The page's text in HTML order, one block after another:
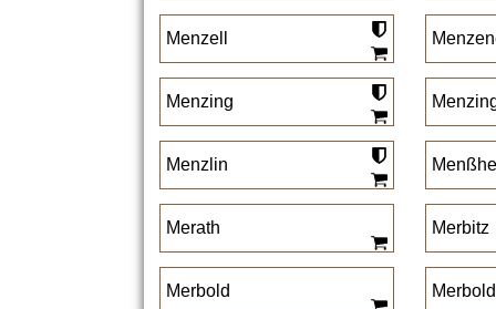
Menzell
Menzing
Menzlin
Merath Merbitz
Merbold